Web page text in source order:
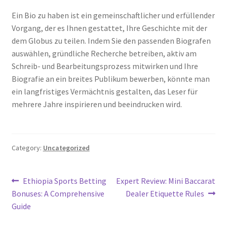
Ein Bio zu haben ist ein gemeinschaftlicher und erfüllender
Vorgang, der es Ihnen gestattet, Ihre Geschichte mit der
dem Globus zu teilen. Indem Sie den passenden Biografen
auswählen, gründliche Recherche betreiben, aktiv am
Schreib- und Bearbeitungsprozess mitwirken und Ihre
Biografie an ein breites Publikum bewerben, könnte man
ein langfristiges Vermächtnis gestalten, das Leser für
mehrere Jahre inspirieren und beeindrucken wird.
Category: Uncategorized
Post
navigation
Previous
post:
Ethiopia Sports Betting
Bonuses: A Comprehensive
Guide
Next
post:
Expert Review: Mini Baccarat
Dealer Etiquette Rules